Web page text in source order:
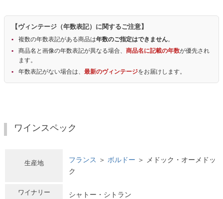
【ヴィンテージ（年数表記）に関するご注意】
複数の年数表記がある商品は年数のご指定はできません。
商品名と画像の年数表記が異なる場合、 商品名に記載の年数が優先され
ます。
年数表記がない場合は、 最新のヴィンテージをお届けします。
ワインスペック
生産地 フランス ＞ ボルドー ＞ メドック・オーメドッ
ク
ワイナリー シャトー・シトラン